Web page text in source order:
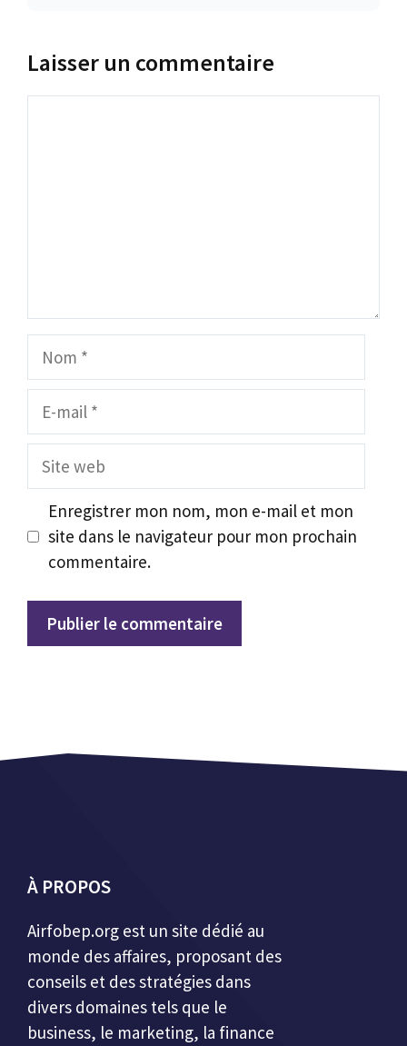
Laisser un commentaire
Nom
Site
Enregistrer mon nom, mon e-mail et mon
site dans le navigateur pour mon prochain
commentaire.
À PROPOS
Airfobep.org est un site dédié au
monde des affaires, proposant des
conseils et des stratégies dans
divers domaines tels que le
business, le marketing, la finance